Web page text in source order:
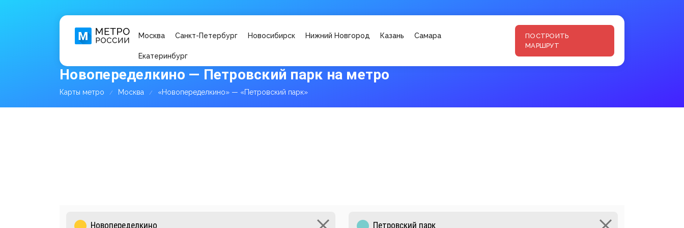
Москва Санкт-Петербург Новосибирск Нижний Новгород Казань Самара
Екатеринбург
ПОСТРОИТЬ
МАРШРУТ
Новопеределкино — Петровский парк на метро
Карты метро Москва «Новопеределкино» — «Петровский парк»